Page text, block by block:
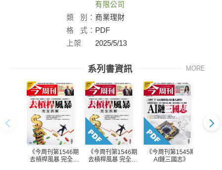
有限公司
類
別： 商業理財
格
式： PDF
上架
2025/5/13
系列書資訊 MORE
《今周刊第1546期
去槓桿風暴 完全拆
《今周刊第1546期
去槓桿風暴 完全拆
《今周刊第1545期
AI鏈三國志》